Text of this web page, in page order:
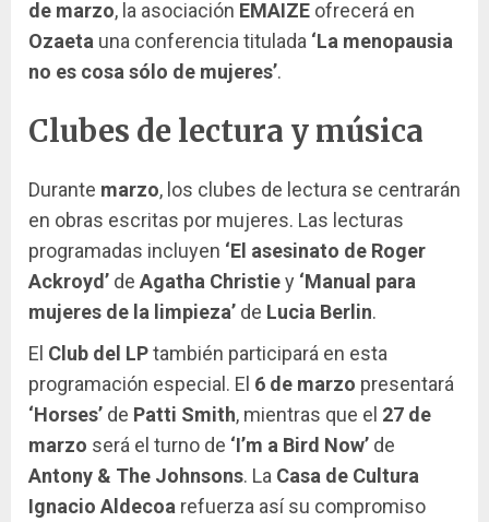
de marzo, la asociación EMAIZE ofrecerá en
Ozaeta una conferencia titulada ‘La menopausia
no es cosa sólo de mujeres’.
Clubes de lectura y música
Durante marzo, los clubes de lectura se centrarán
en obras escritas por mujeres. Las lecturas
programadas incluyen ‘El asesinato de Roger
Ackroyd’ de Agatha Christiey ‘Manual para
mujeres de la limpieza’ de Lucia Berlin.
El Club del LPtambién participará en esta
programación especial. El 6 de marzo presentará
‘Horses’ de Patti Smith, mientras que el 27 de
marzo será el turno de ‘I’m a Bird Now’ de
Antony & The Johnsons. La Casa de Cultura
Ignacio Aldecoa refuerza así su compromiso